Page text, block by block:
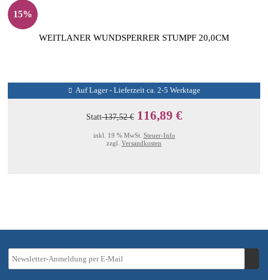
15%
WEITLANER WUNDSPERRER STUMPF 20,0CM
Auf Lager - Lieferzeit ca. 2-5 Werktage
Statt137,52 € 116,89 €
inkl. 19 % MwSt. Steuer-Info
zzgl. Versandkosten